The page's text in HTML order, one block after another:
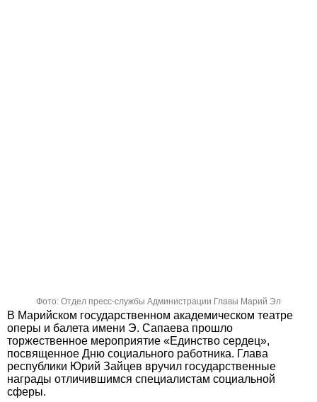
Фото: Отдел пресс-службы Администрации Главы Марий Эл
В Марийском государственном академическом театре
оперы и балета имени Э. Сапаева прошло
торжественное мероприятие «Единство сердец»,
посвященное Дню социального работника. Глава
республики Юрий Зайцев вручил государственные
награды отличившимся специалистам социальной
сферы.